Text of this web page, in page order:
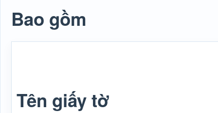
Bao gồm
Tên giấy tờ